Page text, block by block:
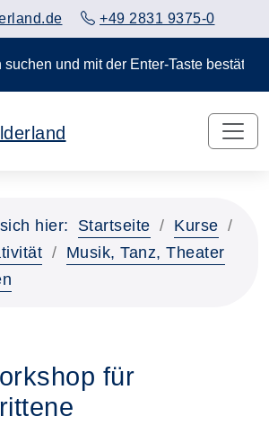
+49 2831 9375-0
und mit der Enter-Taste
hier: Startseite
Kurse
Musik, Tanz, Theater
für